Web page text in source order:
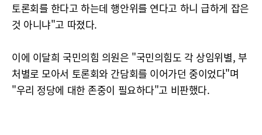
토론회를 한다고 하는데 행안위를 연다고 하니 급하게 잡은
것 아니냐"고 따졌다.
이에 이달희 국민의힘 의원은 "국민의힘도 각 상임위별, 부
처별로 모아서 토론회와 간담회를 이어가던 중이었다"며
"우리 정당에 대한 존중이 필요하다"고 비판했다.